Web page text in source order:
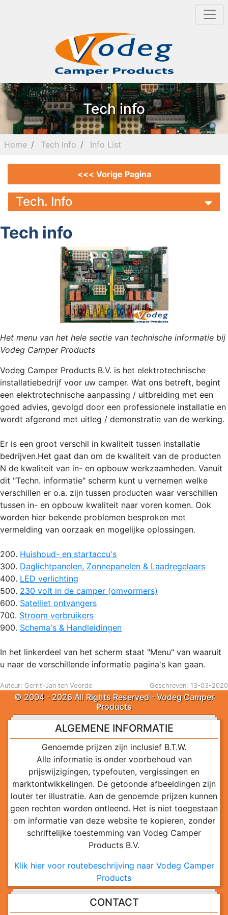
Tech info
Home Tech Info Info List
<<< Vorige Pagina
Tech. Info
Tech info
Het menu van het hele sectie van technische informatie bij
Vodeg Camper Products
Vodeg Camper Products B.V. is het elektrotechnische
installatiebedrijf voor uw camper. Wat ons betreft, begint
een elektrotechnische aanpassing / uitbreiding met een
goed advies, gevolgd door een professionele installatie en
wordt afgerond met uitleg / demonstratie van de werking.
Er is een groot verschil in kwaliteit tussen installatie
bedrijven.Het gaat dan om de kwaliteit van de producten
N de kwaliteit van in- en opbouw werkzaamheden. Vanuit
dit "Techn. informatie" scherm kunt u vernemen welke
verschillen er o.a. zijn tussen producten waar verschillen
tussen in- en opbouw kwaliteit naar voren komen. Ook
worden hier bekende problemen besproken met
vermelding van oorzaak en mogelijke oplossingen.
200. Huishoud- en startaccu's
300. Daglichtpanelen, Zonnepanelen & Laadregelaars
400. LED verlichting
500. 230 volt in de camper (omvormers)
600. Satelliet ontvangers
700. Stroom verbruikers
900. Schema's & Handleidingen
In het linkerdeel van het scherm staat "Menu" van waaruit
u naar de verschillende informatie pagina's kan gaan.
Auteur: Gerrit-Jan ten Voorde Geschreven: 13-03-2020
© 2004 - 2026 All Rights Reserved - Vodeg Camper
Products
ALGEMENE INFORMATIE
Genoemde prijzen zijn inclusief B.T.W.
Alle informatie is onder voorbehoud van
prijswijzigingen, typefouten, vergissingen en
marktontwikkelingen. De getoonde afbeeldingen zijn
louter ter illustratie. Aan de genoemde prijzen kunnen
geen rechten worden ontleend. Het is niet toegestaan
om informatie van deze website te kopieren, zonder
schriftelijke toestemming van Vodeg Camper
Products B.V.
Klik hier voor routebeschrijving naar Vodeg Camper
Products
CONTACT